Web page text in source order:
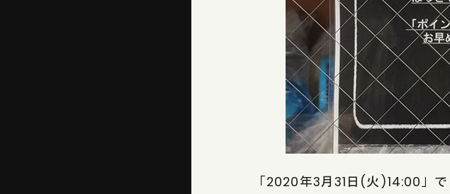
「2020年3月31日(火)14:00」